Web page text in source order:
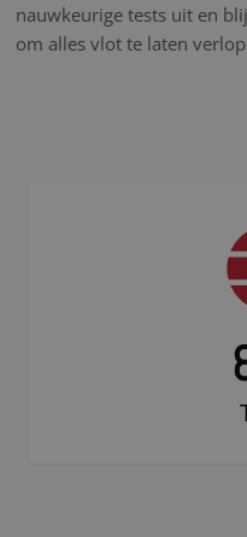
nauwkeurige tests uit en
om alles vlot te laten